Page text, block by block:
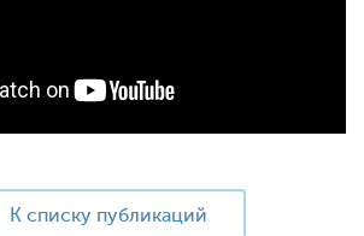
к списку публикаций